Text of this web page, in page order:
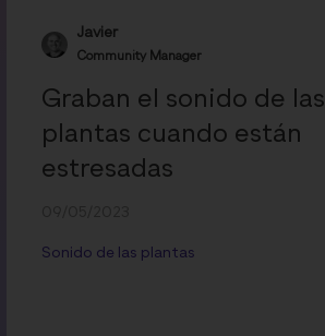
Javier
Community Manager
Graban el sonido de las
plantas cuando están
estresadas
Sonido de las plantas